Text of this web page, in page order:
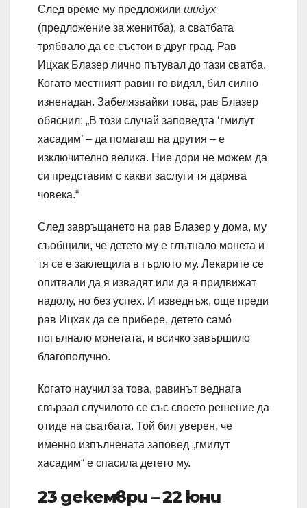
След време му предложили шидух
(предложение за женитба), а сватбата
трябвало да се състои в друг град. Рав
Ицхак Блазер лично пътувал до тази сватба.
Когато местният равин го видял, бил силно
изненадан. Забелязвайки това, рав Блазер
обяснил: „В този случай заповедта ‘гмилут
хасадим’ – да помагаш на другия – е
изключително велика. Ние дори не можем да
си представим с какви заслуги тя дарява
човека.“
След завръщането на рав Блазер у дома, му
съобщили, че детето му е глътнало монета и
тя се е заклещила в гърлото му. Лекарите се
опитвали да я извадят или да я придвижат
надолу, но без успех. И изведнъж, още преди
рав Ицхак да се прибере, детето самó
погълнало монетата, и всичко завършило
благополучно.
Когато научил за това, равинът веднага
свързал случилото се със своето решение да
отиде на сватбата. Той бил уверен, че
именно изпълнената заповед „гмилут
хасадим“ е спасила детето му.
23 декември – 22 юни